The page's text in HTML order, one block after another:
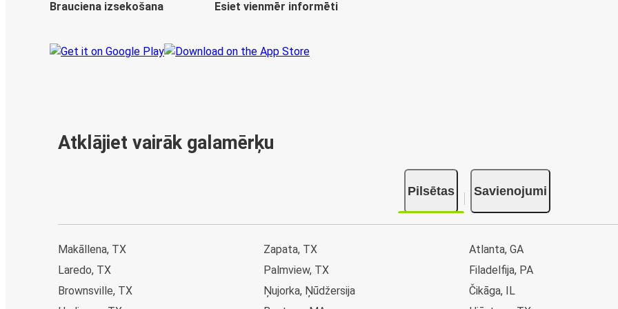
Brauciena izsekošana
Esiet vienmēr informēti
Atklājiet vairāk galamērķu
Pilsētas Savienojumi
Makāllena, TX
Laredo, TX
Brownsville, TX
Zapata, TX
Palmview, TX
Ņujorka, Ņūdžersija
Atlanta, GA
Filadelfija, PA
Čikāga, IL